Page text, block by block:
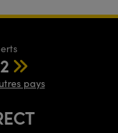
pays